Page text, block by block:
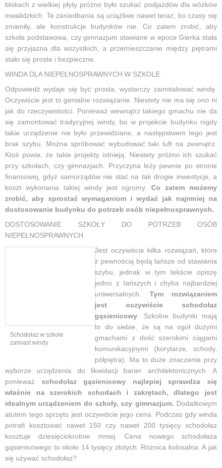
blokach z wielkiej płyty próżno było szukać podjazdów dla wózków
inwalidzkich. Te zaniedbania są uciążliwe nawet teraz, bo czasy się
zmieniły, ale konstrukcje budynków nie. Co zatem zrobić, aby
szkoła podstawowa, czy gimnazjum stawiane w epoce Gierka stała
się przyjazna dla wszystkich, a przemieszczanie między piętrami
stało się proste i bezpieczne.
WINDA DLA NIEPEŁNOSPRAWNYCH W SZKOLE
Odpowiedź wydaje się być prosta, wystarczy zainstalować windę.
Oczywiście jest to genialne rozwiązanie. Niestety nie ma się ono ni
jak do rzeczywistości. Ponieważ wewnątrz takiego gmachu nie da
się zamontować tradycyjnej windy, bo w projekcie budynku nigdy
takie urządzenie nie było przewidziane, a następstwem tego jest
brak szybu. Można spróbować wybudować taki luft na zewnątrz.
Ktoś powie, że takie projekty istnieją. Niestety próżno ich szukać
przy szkołach, czy gimnazjach. Przyczyna leży pewnie po stronie
finansowej, gdyż samorządów nie stać na tak drogie inwestycje, a
koszt wykonania takiej windy jest ogromy.Co zatem możemy
zrobić, aby sprostać wymaganiom i wydać jak najmniej na
dostosowanie budynku do potrzeb osób niepełnosprawnych.
DOSTOSOWANIE SZKOŁY DO POTRZEB OSÓB
NIEPEŁNOSPRAWNYCH
Schodołaz w szkole
zamiast windy
Jest oczywiście kilka rozwiązań, które
z pewnością będą tańsze od stawiania
szybu, jednak w tym tekście opiszę
jedno z tańszych i chyba najbardziej
uniwersalnych. Tym rozwiązaniem
jest oczywiście schodołaz
gąsienicowy . Szkolne budynki mają
to do siebie, że są na ogół dużymi
gmachami z dość szerokimi ciągami
komunikacyjnymi (korytarze, schody,
półpiętra). Ma to duże znaczenie przy
wyborze urządzenia do likwidacji barier architektonicznych. A
ponieważ schodołaz gąsienicowy najlepiej sprawdza się
właśnie na szerokich schodach i zakrętach, dlatego jest
idealnym urządzeniem do szkoły, czy gimnazjum. Dodatkowym
atutem tego sprzętu jest oczywiście jego cena. Podczas gdy winda
potrafi kosztować nawet 150 czy nawet 200 tysięcy schodołaz
kosztuje dziesięciokrotnie mniej. Cena nowego schodołaza
gąsienicowego to około 14 tysięcy złotych. Różnica kolosalna. A jak
się używać schodołaz?